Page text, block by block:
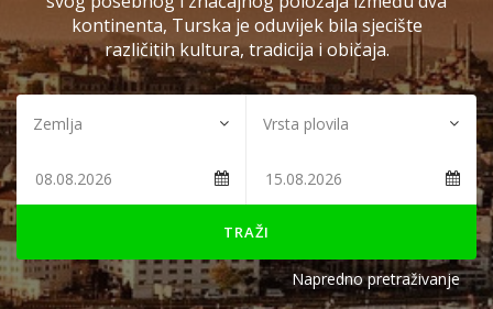
kontinenta, Turska je oduvijek bila sjecište
različitih kultura, tradicija i običaja.
TRAŽI
Napredno pretraživanje